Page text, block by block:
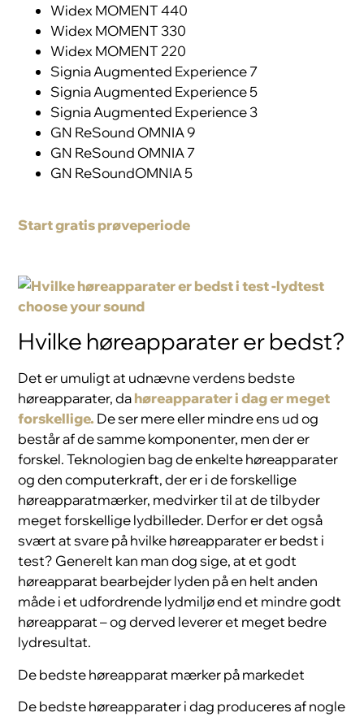
Widex MOMENT 440
Widex MOMENT 330
Widex MOMENT 220
Signia Augmented Experience 7
Signia Augmented Experience 5
Signia Augmented Experience 3
GN ReSound OMNIA 9
GN ReSound OMNIA 7
GN ReSoundOMNIA 5
Start gratis prøveperiode
Hvilke høreapparater er bedst?
Det er umuligt at udnævne verdens bedste
høreapparater, dahøreapparater i dag er meget
forskellige. De ser mere eller mindre ens ud og
består af de samme komponenter, men der er
forskel. Teknologien bag de enkelte høreapparater
og den computerkraft, der er i de forskellige
høreapparatmærker, medvirker til at de tilbyder
meget forskellige lydbilleder. Derfor er det også
svært at svare på hvilke høreapparater er bedst i
test? Generelt kan man dog sige, at et godt
høreapparat bearbejder lyden på en helt anden
måde i et udfordrende lydmiljø end et mindre godt
høreapparat – og derved leverer et meget bedre
lydresultat.
De bedste høreapparat mærker på markedet
De bedste høreapparater i dag produceres af nogle